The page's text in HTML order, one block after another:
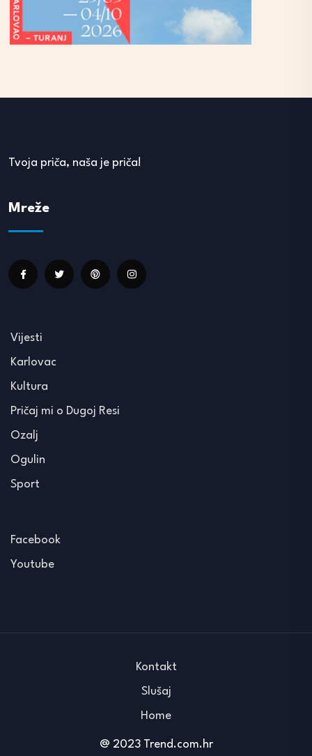
Tvoja priča, naša je priča!
Mreže
Vijesti
Karlovac
Kultura
Pričaj mi o Dugoj Resi
Ozalj
Ogulin
Sport
Facebook
Youtube
@ 2023 Trend.com.hr
Kontakt
Slušaj
Home